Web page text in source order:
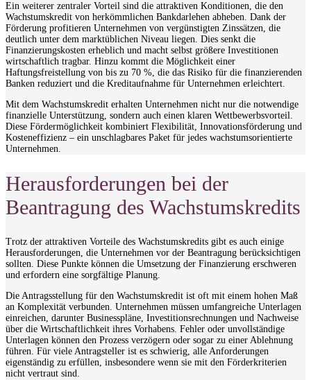
Ein weiterer zentraler Vorteil sind die attraktiven Konditionen, die den
Wachstumskredit von herkömmlichen Bankdarlehen abheben. Dank der
Förderung profitieren Unternehmen von vergünstigten Zinssätzen, die
deutlich unter dem marktüblichen Niveau liegen. Dies senkt die
Finanzierungskosten erheblich und macht selbst größere Investitionen
wirtschaftlich tragbar. Hinzu kommt die Möglichkeit einer
Haftungsfreistellung von bis zu 70 %, die das Risiko für die finanzierenden
Banken reduziert und die Kreditaufnahme für Unternehmen erleichtert.
Mit dem Wachstumskredit erhalten Unternehmen nicht nur die notwendige
finanzielle Unterstützung, sondern auch einen klaren Wettbewerbsvorteil.
Diese Fördermöglichkeit kombiniert Flexibilität, Innovationsförderung und
Kosteneffizienz – ein unschlagbares Paket für jedes wachstumsorientierte
Unternehmen.
Herausforderungen bei der
Beantragung des Wachstumskredits
Trotz der attraktiven Vorteile des Wachstumskredits gibt es auch einige
Herausforderungen, die Unternehmen vor der Beantragung berücksichtigen
sollten. Diese Punkte können die Umsetzung der Finanzierung erschweren
und erfordern eine sorgfältige Planung.
Die Antragsstellung für den Wachstumskredit ist oft mit einem hohen Maß
an Komplexität verbunden. Unternehmen müssen umfangreiche Unterlagen
einreichen, darunter Businesspläne, Investitionsrechnungen und Nachweise
über die Wirtschaftlichkeit ihres Vorhabens. Fehler oder unvollständige
Unterlagen können den Prozess verzögern oder sogar zu einer Ablehnung
führen. Für viele Antragsteller ist es schwierig, alle Anforderungen
eigenständig zu erfüllen, insbesondere wenn sie mit den Förderkriterien
nicht vertraut sind.